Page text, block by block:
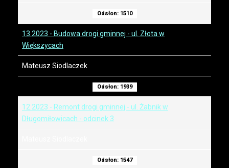
Odsłon: 1510
13.2023 - Budowa drogi gminnej - ul. Złota w
Większycach
Mateusz Siodlaczek
Odsłon: 1939
12.2023 - Remont drogi gminnej - ul. Żabnik w
Długomiłowicach - odcinek 3
Odsłon: 1547